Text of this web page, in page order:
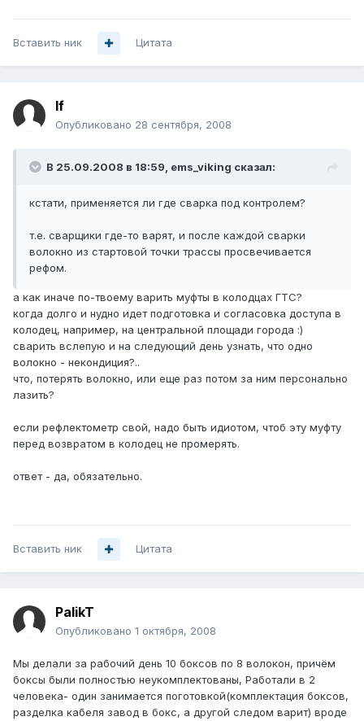
Вставить ник Цитата
lf
Опубликовано 28 сентября, 2008
В 25.09.2008 в 18:59, ems_viking сказал:
кстати, применяется ли где сварка под контролем?
т.е. сварщики где-то варят, и после каждой сварки
волокно из стартовой точки трассы просвечивается
рефом.
а как иначе по-твоему варить муфты в колодцах ГТС?
когда долго и нудно идет подготовка и согласовка доступа в
колодец, например, на центральной площади города :)
сварить вслепую и на следующий день узнать, что одно
волокно - некондиция?..
что, потерять волокно, или еще раз потом за ним персонально
лазить?
если рефлектометр свой, надо быть идиотом, чтоб эту муфту
перед возвратом в колодец не промерять.
ответ - да, обязательно.
Вставить ник Цитата
PalikT
Опубликовано 1 октября, 2008
Мы делали за рабочий день 10 боксов по 8 волокон, причём
боксы были полностью неукомплектованы, Работали в 2
человека- один занимается поготовкой(комплектация боксов,
разделка кабеля завод в бокс, а другой следом варит) вроде